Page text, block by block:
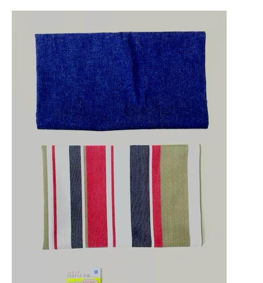
企業ITのトレンドを詳説
経営リーダーのコミュニティ
マーケ×ITの今がよく分かる
ITエンジニア向け専門サイト
企業向けIT製品の総合サイト
IT製品の技術・比較・事例
製造業のIT導入・活用を支援
モノづくり技術者専門サイト
エレクトロニクス専門サイト
電子設計の基本と応用